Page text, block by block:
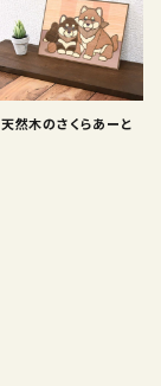
天然木のさくらあーと